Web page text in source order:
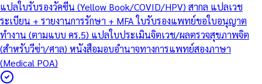
แปลใบรับรองวัคซีน (Yellow Book/COVID/HPV) สากล แปลเวช
ระเบียน + รายงานการรักษา + MFA ใบรับรองแพทย์ขอใบอนุญาต
ทำงาน (ตามแบบ คร.5) แปลใบประเมินจิตเวช/ผลตรวจสุขภาพจิต
(สำหรับวีซ่า/ศาล) หนังสือมอบอำนาจทางการแพทย์สองภาษา
(Medical POA)